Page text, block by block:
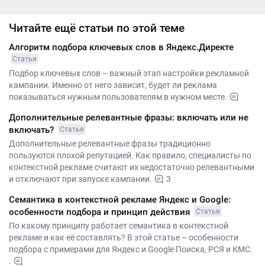
Читайте ещё статьи по этой теме
Алгоритм подбора ключевых слов в Яндекс.Директе
Статья
Подбор ключевых слов – важный этап настройки рекламной
кампании. Именно от него зависит, будет ли реклама
показываться нужным пользователям в нужном месте.
Дополнительные релевантные фразы: включать или не
включать?
Статья
Дополнительные релевантные фразы традиционно
пользуются плохой репутацией. Как правило, специалисты по
контекстной рекламе считают их недостаточно релевантными
и отключают при запуске кампании.
3
Семантика в контекстной рекламе Яндекс и Google:
особенности подбора и принцип действия
Статья
По какому принципу работает семантика в контекстной
рекламе и как её составлять? В этой статье – особенности
подбора с примерами для Яндекс и Google Поиска, РСЯ и КМС.
.